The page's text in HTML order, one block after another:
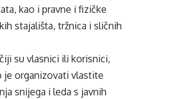
kao i pravne i fizičke
stajališta, tržnica i sličnih
su vlasnici ili korisnici,
je organizovati vlastite
snijega i leda s javnih